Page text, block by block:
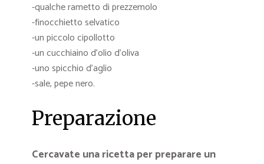
-qualche rametto di prezzemolo
-finocchietto selvatico
-un piccolo cipollotto
-un cucchiaino d’olio d’oliva
-uno spicchio d’aglio
-sale, pepe nero.
Preparazione
Cercavate una ricetta per preparare un